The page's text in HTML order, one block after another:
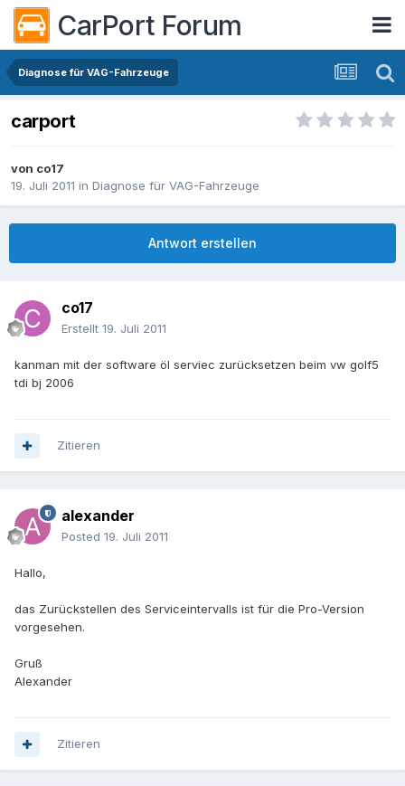
CarPort Forum
Diagnose für VAG-Fahrzeuge
carport
von co17
19. Juli 2011 in Diagnose für VAG-Fahrzeuge
Antwort erstellen
co17
Erstellt 19. Juli 2011
kanman mit der software öl serviec zurücksetzen beim vw golf5
tdi bj 2006
Zitieren
alexander
Posted 19. Juli 2011
Hallo,
das Zurückstellen des Serviceintervalls ist für die Pro-Version
vorgesehen.
Gruß
Alexander
Zitieren